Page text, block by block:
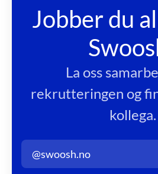
Jobber du
La oss
rekrutteringen og
kollega.
@swoosh.no